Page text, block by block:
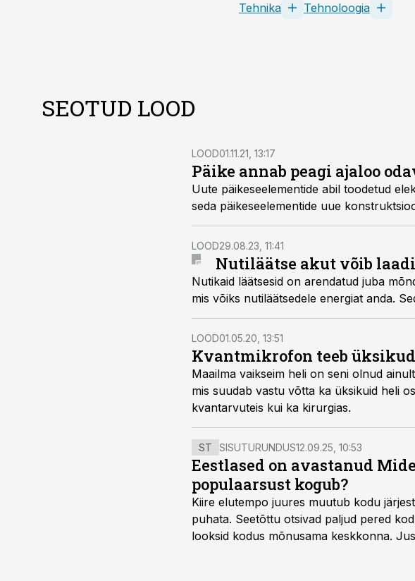
Tehnika Tehnoloogia
SEOTUD LOOD
LOOD01.11.21, 13:17
Päike annab peagi ajaloo
Uute päikeseelementide abil toodetud
seda päikeseelementide uue
LOOD29.08.23, 11:41
Nutiläätse akut võib
Nutikaid läätsesid on arendatud juba
mis võiks nutiläätsedele energiat anda.
LOOD01.05.20, 13:51
Kvantmikrofon teeb
Maailma vaikseim heli on seni olnud
mis suudab vastu võtta ka üksikuid heli
kvantarvuteis kui ka kirurgias.
ST SISUTURUNDUS12.09.25, 10:53
Eestlased on avastanud
populaarsust kogub?
Kiire elutempo juures muutub kodu
puhata. Seetõttu otsivad paljud pered
looksid kodus mõnusama keskkonna.